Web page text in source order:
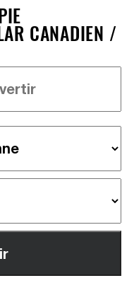
CANADIEN /